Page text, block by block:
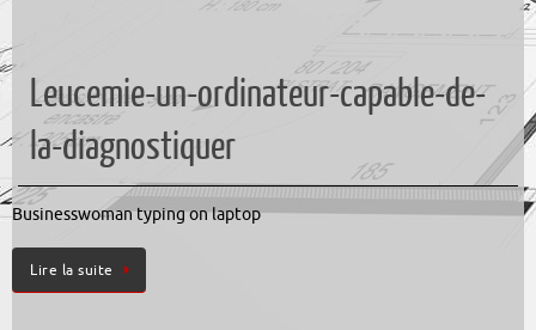
Leucemie-un-ordinateur-capable-de-
la-diagnostiquer
Businesswoman typing on laptop
Lire la suite